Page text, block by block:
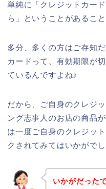
単純に「クレジットカー
ら」ということがあるこ
多分、多くの方はご存知
カードって、有効期限が
ているんですよね♪
だから、ご自身のクレジ
ング志事人のお店の商品
は一度ご自身のクレジッ
クされてみてはいかがで
いかがだった